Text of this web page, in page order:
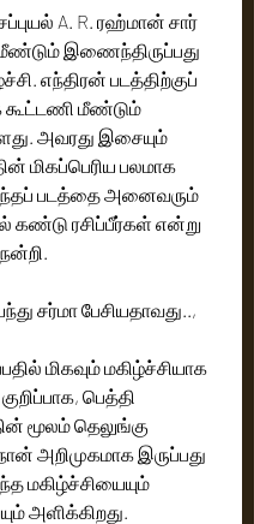
A. R. ரஹ்மான் சார்
இணைந்திருப்பது
எந்திரன் படத்திற்குப்
கூட்டணி மீண்டும்
அவரது இசையும்
மிகப்பெரிய பலமாக
படத்தை அனைவரும்
கண்டு ரசிப்பீர்கள் என்று
சர்மா பேசியதாவது..,
மிகவும் மகிழ்ச்சியாக
பெத்தி
மூலம் தெலுங்கு
அறிமுகமாக இருப்பது
மகிழ்ச்சியையும்
அளிக்கிறது.